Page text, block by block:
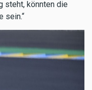
steht, könnten die
sein.“